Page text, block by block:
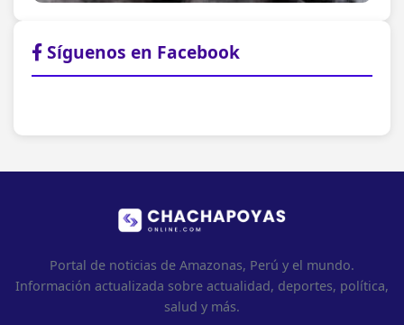
Síguenos en Facebook
Portal de noticias de Amazonas, Perú y el mundo.
Información actualizada sobre actualidad, deportes, política,
salud y más.